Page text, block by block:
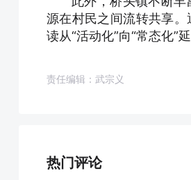
源在村民之间流转共享
读从“活动化”向“常态化”
责任编辑：武宗义
热门评论